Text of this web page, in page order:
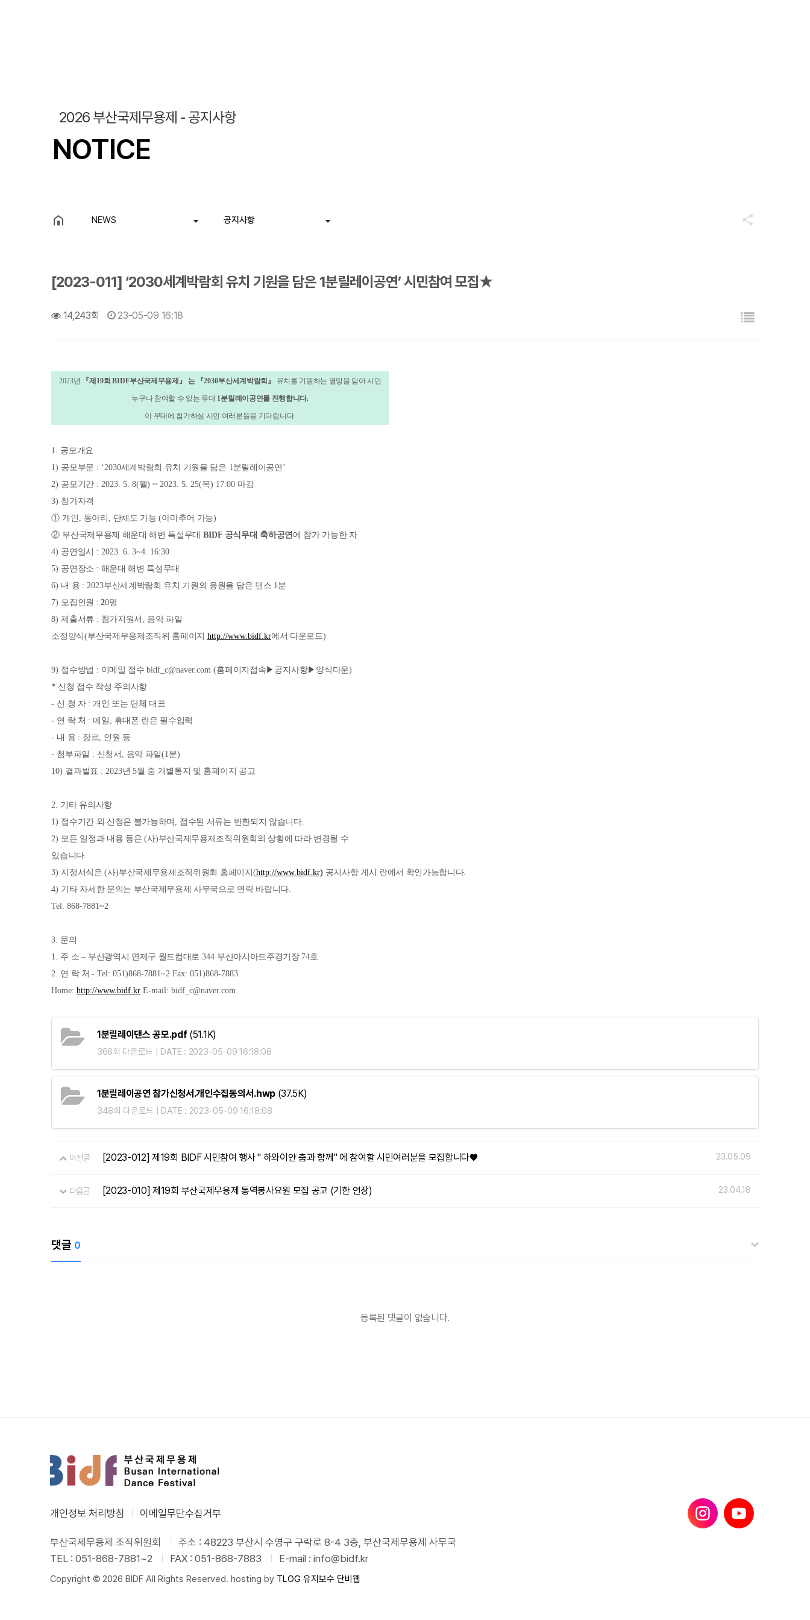
2026 부산국제무용제 - 공지사항
NOTICE
NEWS 공지사항
[2023-011] ‘2030세계박람회 유치 기원을 담은 1분릴레이공연’ 시민참여 모집★
14,243회 23-05-09 16:18
2023년 『제 19회 BIDF부산국제무용제 』 는 『2030부산세계박람회 』 유치를 기원하는 열망을 담아 시민
누구나 참여할 수 있는 무대 1분릴레이공연를 진행합니다.
이 무대에 참가하실 시민 여러분들을 기다립니다.
1. 공모개요
1) 공모부문 : ‘2030세계박람회 유치 기원을 담은 1분릴레이공연 ’
2) 공모기간 : 2023. 5. 8(월) ~ 2023. 5. 25(목) 17:00 마감
3) 참가자격
① 개인 , 동아리 , 단체도 가능(아마추어 가능)
② 부산국제무용제 해운대 해변 특설무대 BIDF 공식무대 축하공연에 참가 가능한 자
4) 공연일시 : 2023. 6. 3~4. 16:30
5) 공연장소 : 해운대 해변 특설무대
6) 내 용 : 2023부산세계박람회 유치 기원의 응원을 담은 댄스 1분
7) 모집인원 : 20명
8)제출서류 : 참가지원서 , 음악 파일
소정양식(부산국제무용제조직위 홈페이지 http://www.bidf.kr에서 다운로드)
9) 접수방법 : 이메일 접수bidf_c@naver.com (홈페이지접속 ▶ 공지사항▶ 양식다운)
* 신청 접수 작성 주의사항
- 신 청 자 : 개인 또는 단체 대표
- 연 락 처 :메일 , 휴대폰 란은 필수입력
- 내 용 : 장르, 인원 등
- 첨부파일 : 신청서 , 음악 파일(1분)
10) 결과발표 : 2023년 5월 중 개별통지 및 홈페이지 공고
2. 기타 유의사항
1) 접수기간 외 신청은 불가능하며 , 접수된 서류는 반환되지 않습니다.
2) 모든 일정과 내용 등은(사)부산국제무용제조직위원회의 상황에 따라 변경될 수
있습니다.
3) 지정서식은(사)부산국제무용제조직위원회 홈페이지 (http://www.bidf.kr) 공지사항 게시 란에서 확인가능합니다.
4) 기타 자세한 문의는 부산국제무용제 사무국으로 연락 바랍니다.
Tel. 868-7881~2
3. 문의
1. 주 소 – 부산광역시 연제구 월드컵대로 344 부산아시아드주경기장 74호
2. 연 락 처- Tel: 051)868-7881~2 Fax: 051)868-7883
Home:http://www.bidf.kr E-mail: bidf_c@naver.com
1분릴레이댄스 공모.pdf (51.1K)
366회 다운로드 | DATE : 2023-05-09 16:18:08
1분릴레이공연 참가신청서.개인수집동의서.hwp(37.5K)
348회 다운로드 | DATE : 2023-05-09 16:18:08
이전글 [2023-012] 제19회 BIDF 시민참여 행사 " 하와이안 춤과 함께" 에 참여할 시민여러분을 모집합니다♥ 23.05.09
다음글 [2023-010] 제19회 부산국제무용제 통역봉사요원 모집 공고 (기한 연장) 23.04.18
댓글 0
등록된 댓글이 없습니다.
개인정보 처리방침 이메일무단수집거부
부산국제무용제 조직위원회
주소 : 48223 부산시 수영구 구락로 8-4 3층, 부산국제무용제 사무국
TEL : 051-868-7881~2
FAX : 051-868-7883 E-mail : info@bidf.kr
Copyright © 2026 BIDF All Rights Reserved. hosting by TLOG 유지보수 단비웹